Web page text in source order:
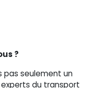
?
pas seulement un
du transport